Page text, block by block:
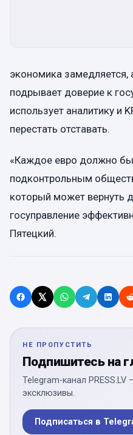
экономика
подрывает доверие к
использует аналитику и
перестать отставать.
«Каждое евро должно
подконтрольным
который может вернуть
госуправление
Пятецкий.
НЕ ПРОПУСТИТЬ
Подпишитесь на
Telegram-канал
эксклюзивы.
Подписаться в